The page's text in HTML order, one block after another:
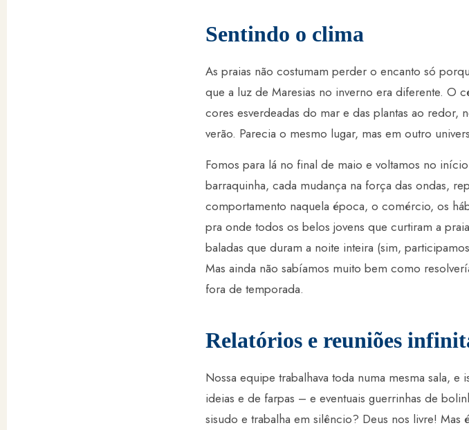
Sentindo o clima
As praias não costumam perder o encanto só
que a luz de Maresias no inverno era diferente. O
cores esverdeadas do mar e das plantas ao redor,
verão. Parecia o mesmo lugar, mas em outro
Fomos para lá no final de maio e voltamos no
barraquinha, cada mudança na força das ondas,
comportamento naquela época, o comércio, os
pra onde todos os belos jovens que curtiram a
baladas que duram a noite inteira (sim,
Mas ainda não sabíamos muito bem como
fora de temporada.
Relatórios e reuniões
Nossa equipe trabalhava toda numa mesma sala,
ideias e de farpas – e eventuais guerrinhas de
sisudo e trabalha em silêncio? Deus nos livre! Mas